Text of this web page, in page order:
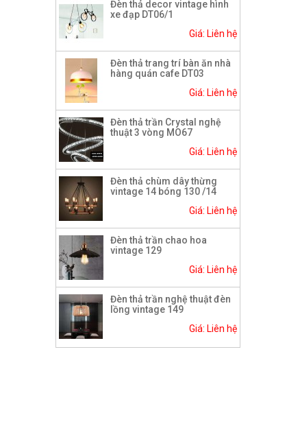
Đèn thả decor vintage hình
xe đạp DT06/1
Giá: Liên hệ
Đèn thả trang trí bàn ăn nhà
hàng quán cafe DT03
Giá: Liên hệ
Đèn thả trần Crystal nghệ
thuật 3 vòng MO67
Giá: Liên hệ
Đèn thả chùm dây thừng
vintage 14 bóng 130 /14
Giá: Liên hệ
Đèn thả trần chao hoa
vintage 129
Giá: Liên hệ
Đèn thả trần nghệ thuật đèn
lồng vintage 149
Giá: Liên hệ